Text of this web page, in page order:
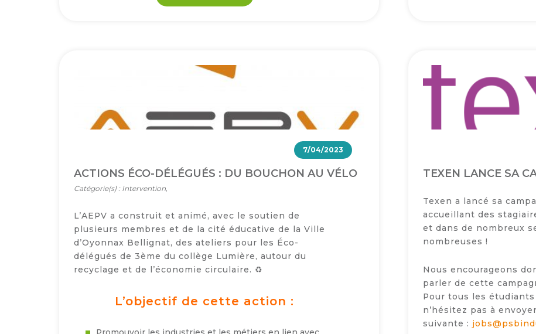
7/04/2023
ACTIONS ÉCO-DÉLÉGUÉS : DU BOUCHON AU VÉLO
Catégorie(s) : Intervention,
L’AEPV a construit et animé, avec le soutien de
plusieurs membres et de la cité éducative de la Ville
d’Oyonnax Bellignat, des ateliers pour les Éco-
délégués de 3ème du collège Lumière, autour du
recyclage et de l’économie circulaire. ♻️
L’objectif de cette action :
TEXEN LANCE SA
Texen a lancé sa
accueillant des
et dans de nombreux
nombreuses !
Nous encourageons
parler de cette
Pour tous les étudiants
n’hésitez pas à
suivante :